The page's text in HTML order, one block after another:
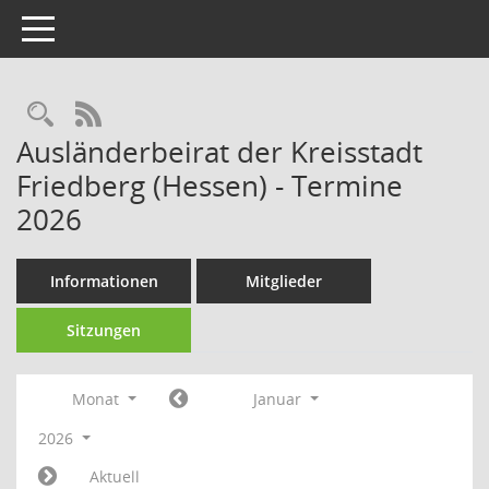
Toggle navigation
Rechercheauswahl
RSS-Feed
Ausländerbeirat der Kreisstadt
Friedberg (Hessen) - Termine
2026
Informationen Mitglieder
Sitzungen
Monat
Januar
2026
Aktuell